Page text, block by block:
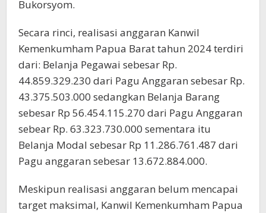
Bukorsyom.
Secara rinci, realisasi anggaran Kanwil
Kemenkumham Papua Barat tahun 2024 terdiri
dari: Belanja Pegawai sebesar Rp.
44.859.329.230 dari Pagu Anggaran sebesar Rp.
43.375.503.000 sedangkan Belanja Barang
sebesar Rp 56.454.115.270 dari Pagu Anggaran
sebear Rp. 63.323.730.000 sementara itu
Belanja Modal sebesar Rp 11.286.761.487 dari
Pagu anggaran sebesar 13.672.884.000.
Meskipun realisasi anggaran belum mencapai
target maksimal, Kanwil Kemenkumham Papua